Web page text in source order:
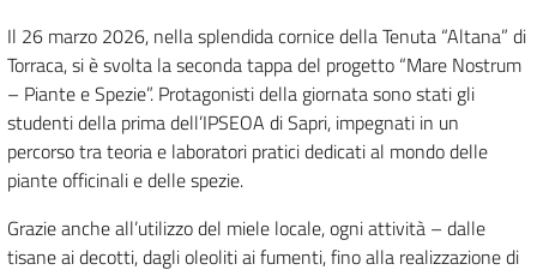
Il 26 marzo 2026, nella splendida cornice della Tenuta “Altana” di
Torraca, si è svolta la seconda tappa del progetto “Mare Nostrum
– Piante e Spezie”. Protagonisti della giornata sono stati gli
studenti della prima dell’IPSEOA di Sapri, impegnati in un
percorso tra teoria e laboratori pratici dedicati al mondo delle
piante officinali e delle spezie.
Grazie anche all’utilizzo del miele locale, ogni attività – dalle
tisane ai decotti, dagli oleoliti ai fumenti, fino alla realizzazione di